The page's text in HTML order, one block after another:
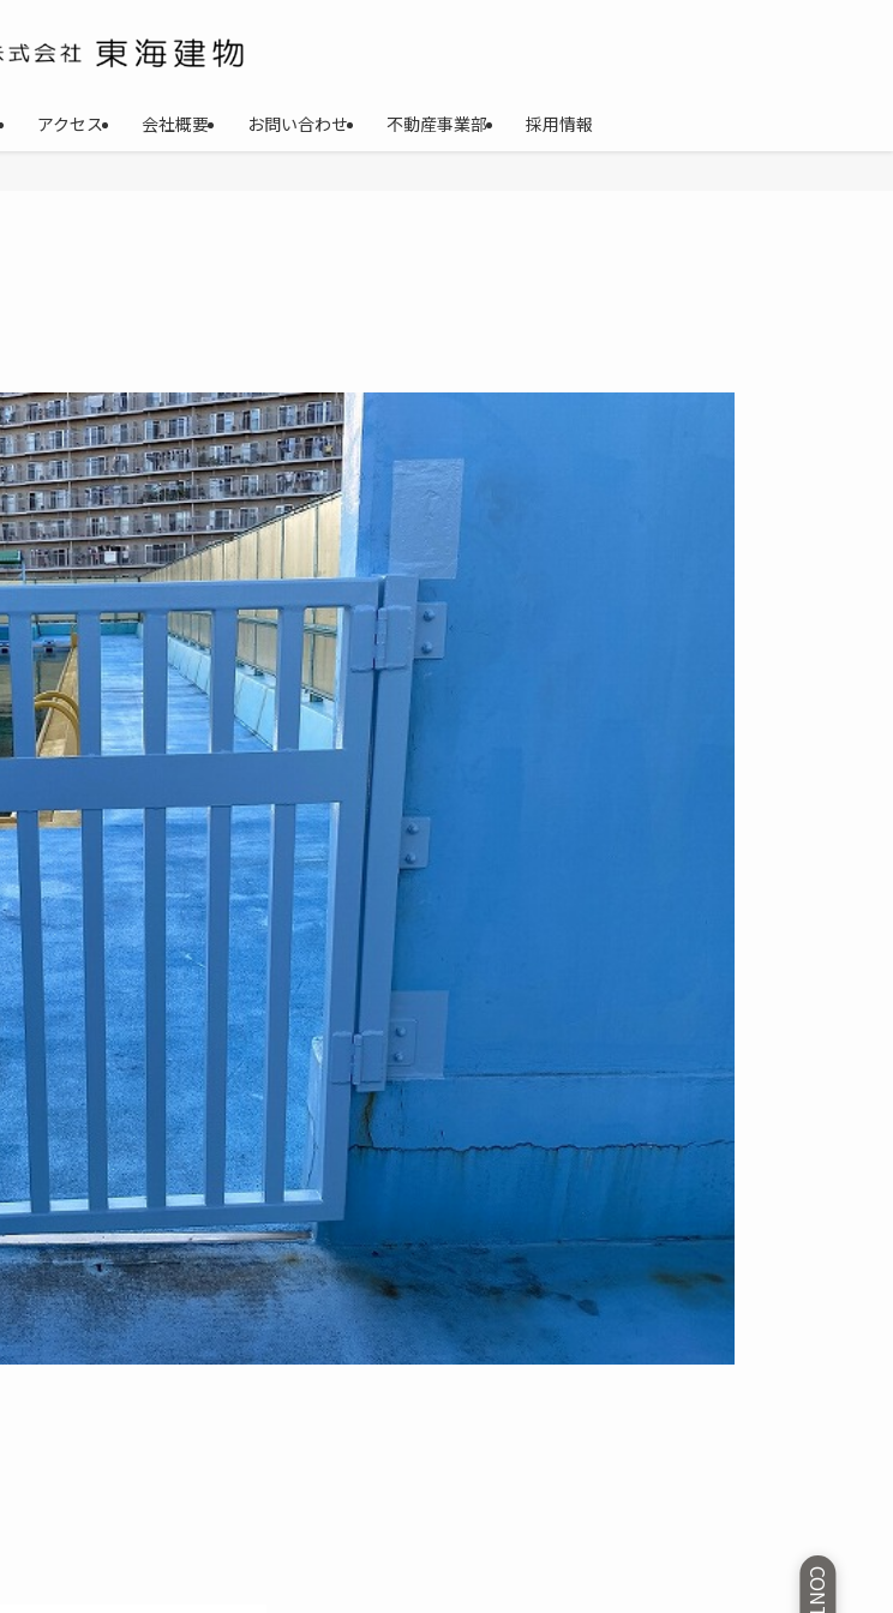
アクセス 会社概要 お問い合わせ 不動産事業部 採用情報